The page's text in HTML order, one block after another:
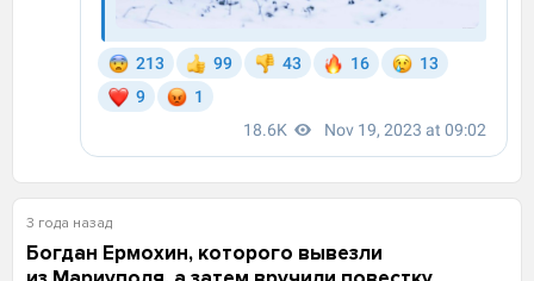
3 года назад
Богдан Ермохин, которого вывезли